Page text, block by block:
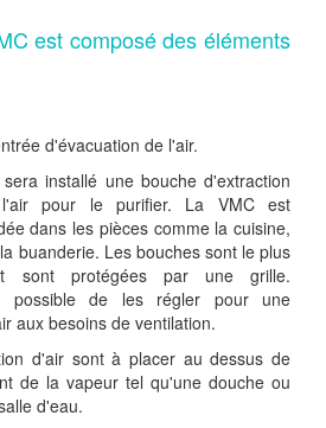
est composé des éléments
d'évacuation de l'air.
installé une bouche d'extraction
pour le purifier. La VMC est
dans les pièces comme la cuisine,
buanderie. Les bouches sont le plus
sont protégées par une grille.
possible de les régler pour une
aux besoins de ventilation.
d'air sont à placer au dessus de
de la vapeur tel qu'une douche ou
d'eau.